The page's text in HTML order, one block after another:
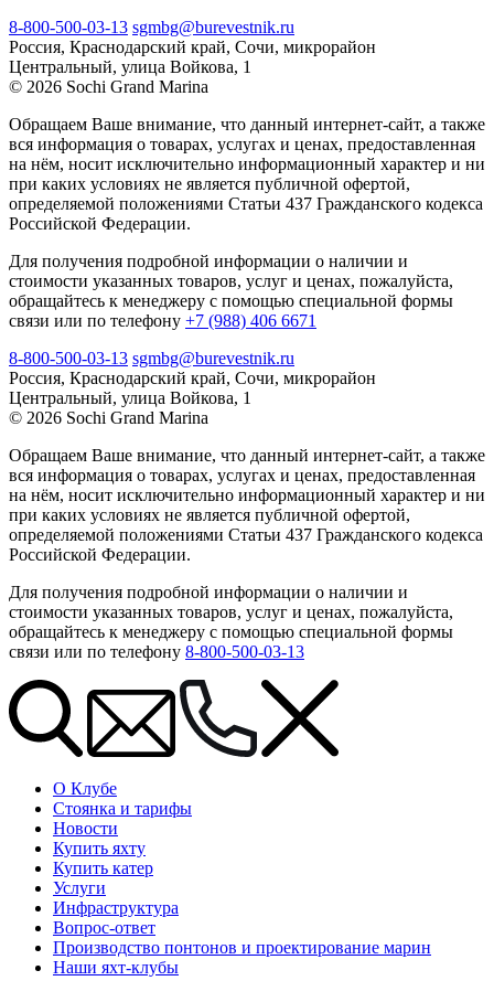
8-800-500-03-13 sgmbg@burevestnik.ru
Россия, Краснодарский край, Сочи, микрорайон
Центральный, улица Войкова, 1
© 2026 Sochi Grand Marina
Обращаем Ваше внимание, что данный интернет-сайт, а также
вся информация о товарах, услугах и ценах, предоставленная
на нём, носит исключительно информационный характер и ни
при каких условиях не является публичной офертой,
определяемой положениями Статьи 437 Гражданского кодекса
Российской Федерации.
Для получения подробной информации о наличии и
стоимости указанных товаров, услуг и ценах, пожалуйста,
обращайтесь к менеджеру с помощью специальной формы
связи или по телефону +7 (988) 406 6671
8-800-500-03-13 sgmbg@burevestnik.ru
Россия, Краснодарский край, Сочи, микрорайон
Центральный, улица Войкова, 1
© 2026 Sochi Grand Marina
Обращаем Ваше внимание, что данный интернет-сайт, а также
вся информация о товарах, услугах и ценах, предоставленная
на нём, носит исключительно информационный характер и ни
при каких условиях не является публичной офертой,
определяемой положениями Статьи 437 Гражданского кодекса
Российской Федерации.
Для получения подробной информации о наличии и
стоимости указанных товаров, услуг и ценах, пожалуйста,
обращайтесь к менеджеру с помощью специальной формы
связи или по телефону 8-800-500-03-13
О Клубе
Стоянка и тарифы
Новости
Купить яхту
Купить катер
Услуги
Инфраструктура
Вопрос-ответ
Производство понтонов и проектирование марин
Наши яхт-клубы